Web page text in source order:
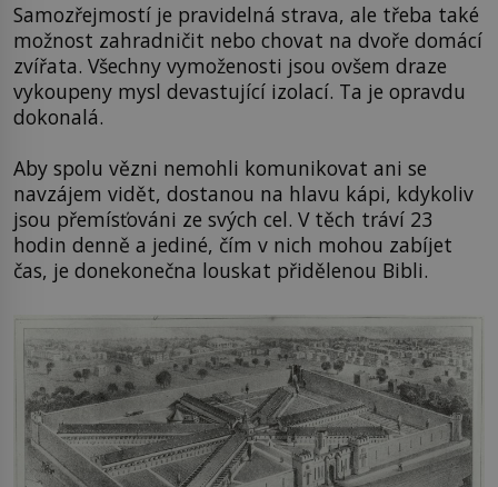
Samozřejmostí je pravidelná strava, ale třeba také
možnost zahradničit nebo chovat na dvoře domácí
zvířata. Všechny vymoženosti jsou ovšem draze
vykoupeny mysl devastující izolací. Ta je opravdu
dokonalá.
Aby spolu vězni nemohli komunikovat ani se
navzájem vidět, dostanou na hlavu kápi, kdykoliv
jsou přemísťováni ze svých cel. V těch tráví 23
hodin denně a jediné, čím v nich mohou zabíjet
čas, je donekonečna louskat přidělenou Bibli.